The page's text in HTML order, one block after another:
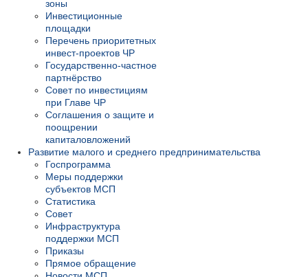
зоны
Инвестиционные
площадки
Перечень приоритетных
инвест-проектов ЧР
Государственно-частное
партнёрство
Совет по инвестициям
при Главе ЧР
Соглашения о защите и
поощрении
капиталовложений
Развитие малого и среднего предпринимательства
Госпрограмма
Меры поддержки
субъектов МСП
Статистика
Совет
Инфраструктура
поддержки МСП
Приказы
Прямое обращение